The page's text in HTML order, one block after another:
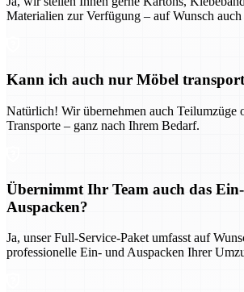
Materialien zur Verfügung – auf Wunsch
Kann ich auch nur Möbel
Natürlich! Wir übernehmen auch Teilumzüge
Transporte – ganz nach Ihrem Bedarf.
Übernimmt Ihr Team auch das
Auspacken?
Ja, unser Full-Service-Paket umfasst auf
professionelle Ein- und Auspacken Ihrer